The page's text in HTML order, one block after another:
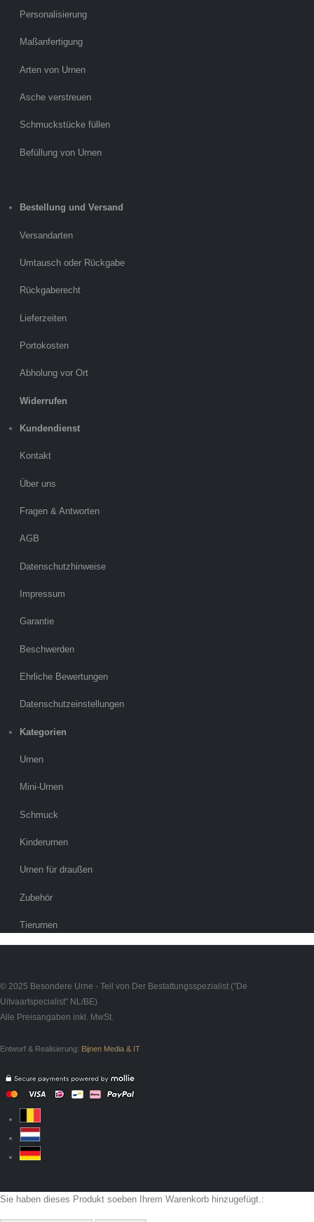
Personalisierung
Maßanfertigung
Arten von Urnen
Asche verstreuen
Schmuckstücke füllen
Befüllung von Urnen
Bestellung und Versand
Versandarten
Umtausch oder Rückgabe
Rückgaberecht
Lieferzeiten
Portokosten
Abholung vor Ort
Widerrufen
Kundendienst
Kontakt
Über uns
Fragen & Antworten
AGB
Datenschutzhinweise
Impressum
Garantie
Beschwerden
Ehrliche Bewertungen
Datenschutzeinstellungen
Kategorien
Urnen
Mini-Urnen
Schmuck
Kinderurnen
Urnen für draußen
Zubehör
Tierurnen
© 2025 Besondere Urne - Teil von Der Bestattungsspezialist ("De
Uitvaartspecialist" NL/BE)
Alle Preisangaben inkl. MwSt.
Entwurf & Realisierung: Bijnen Media & IT
Sie haben dieses Produkt soeben Ihrem Warenkorb hinzugefügt.: